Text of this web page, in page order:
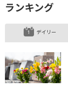
ランキング
デイリー